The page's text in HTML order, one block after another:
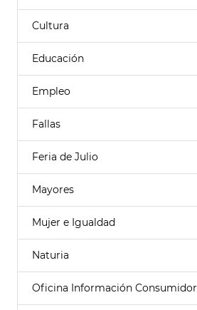
Cultura
Educación
Empleo
Fallas
Feria de Julio
Mayores
Mujer e Igualdad
Naturia
Oficina Información Consumidor